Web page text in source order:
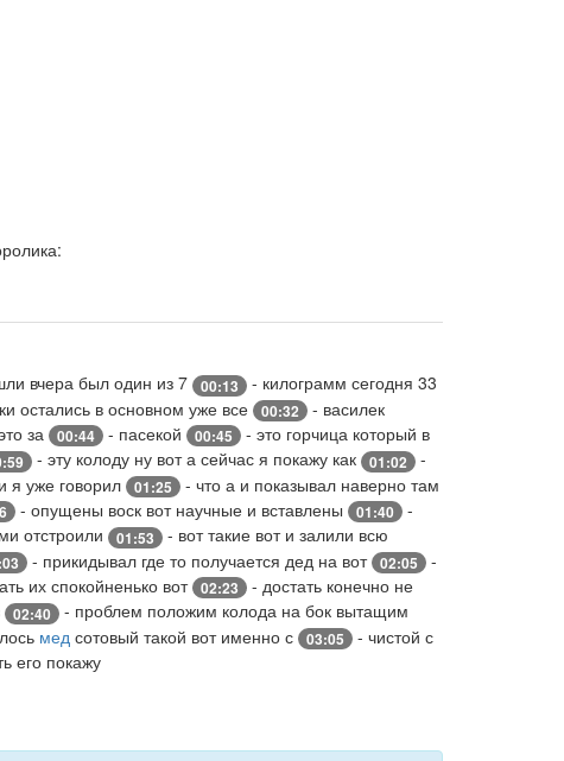
вчера был один из 7 00:13
- килограмм сегодня 33
остались в основном уже все 00:32
- василек
за 00:44 - пасекой 00:45
- это горчица который в
- эту колоду ну вот а сейчас я покажу как 01:02
-
я уже говорил 01:25
- что а и показывал наверно там
- опущены воск вот научные и вставлены 01:40
-
отстроили 01:53
- вот такие вот и залили всю
- прикидывал где то получается дед на вот 02:05
-
их спокойненько вот 02:23
- достать конечно не
02:40 - проблем положим колода на бок вытащим
мед сотовый такой вот именно с 03:05
- чистой с
его покажу